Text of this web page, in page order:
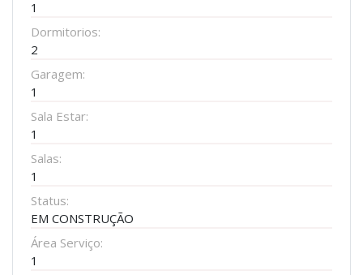
1
Dormitorios:
2
Garagem:
1
Sala Estar:
1
Salas:
1
Status:
EM CONSTRUÇÃO
Área Serviço:
1